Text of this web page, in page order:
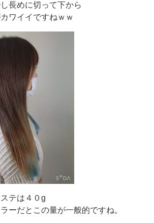
長めに切って下から
ワイイですねｗｗ
テは４０g
ーだとこの量が一般的ですね。